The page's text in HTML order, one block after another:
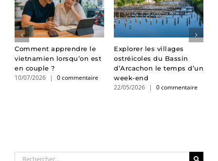
Comment apprendre le
vietnamien lorsqu’on est
en couple ?
10/07/2026 | 0 commentaire
Explorer les villages
ostréicoles du Bassin
d’Arcachon le temps d’un
week-end
22/05/2026 | 0 commentaire
Rechercher: